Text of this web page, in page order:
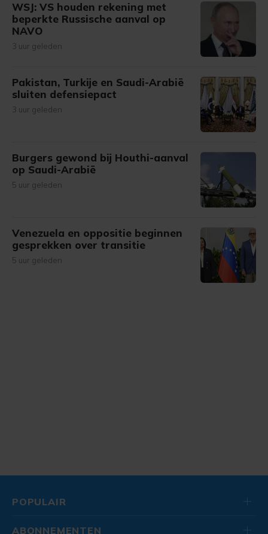
WSJ: VS houden rekening met
beperkte Russische aanval op
NAVO
3 uur geleden
Pakistan, Turkije en Saudi-Arabië
sluiten defensiepact
3 uur geleden
Burgers gewond bij Houthi-aanval
op Saudi-Arabië
5 uur geleden
Venezuela en oppositie beginnen
gesprekken over transitie
5 uur geleden
POPULAIR
ABONNEMENTEN